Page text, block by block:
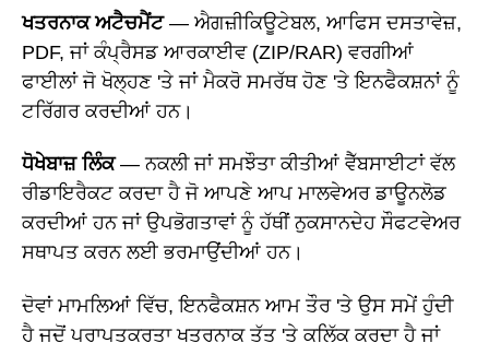
ਖਤਰਨਾਕ ਅਟੈਚਮੈਂਟ— ਐਗਜ਼ੀਕਿਊਟੇਬਲ, ਆਫਿਸ ਦਸਤਾਵੇਜ਼,
PDF, ਜਾਂ ਕੰਪ੍ਰੈਸਡ ਆਰਕਾਈਵ (ZIP/RAR) ਵਰਗੀਆਂ
ਫਾਈਲਾਂ ਜੋ ਖੋਲ੍ਹਣ 'ਤੇ ਜਾਂ ਮੈਕਰੋ ਸਮਰੱਥ ਹੋਣ 'ਤੇ ਇਨਫੈਕਸ਼ਨਾਂ ਨੂੰ
ਟਰਿੱਗਰ ਕਰਦੀਆਂ ਹਨ।
ਧੋਖੇਬਾਜ਼ ਲਿੰਕ— ਨਕਲੀ ਜਾਂ ਸਮਝੌਤਾ ਕੀਤੀਆਂ ਵੈੱਬਸਾਈਟਾਂ ਵੱਲ
ਰੀਡਾਇਰੈਕਟ ਕਰਦਾ ਹੈ ਜੋ ਆਪਣੇ ਆਪ ਮਾਲਵੇਅਰ ਡਾਊਨਲੋਡ
ਕਰਦੀਆਂ ਹਨ ਜਾਂ ਉਪਭੋਗਤਾਵਾਂ ਨੂੰ ਹੱਥੀਂ ਨੁਕਸਾਨਦੇਹ ਸੌਫਟਵੇਅਰ
ਸਥਾਪਤ ਕਰਨ ਲਈ ਭਰਮਾਉਂਦੀਆਂ ਹਨ।
ਦੋਵਾਂ ਮਾਮਲਿਆਂ ਵਿੱਚ, ਇਨਫੈਕਸ਼ਨ ਆਮ ਤੌਰ 'ਤੇ ਉਸ ਸਮੇਂ ਹੁੰਦੀ
ਹੈ ਜਦੋਂ ਪ੍ਰਾਪਤਕਰਤਾ ਖਤਰਨਾਕ ਤੱਤ 'ਤੇ ਕਲਿੱਕ ਕਰਦਾ ਹੈ ਜਾਂ